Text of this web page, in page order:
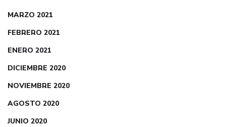
MARZO 2021
FEBRERO 2021
ENERO 2021
DICIEMBRE 2020
NOVIEMBRE 2020
AGOSTO 2020
JUNIO 2020